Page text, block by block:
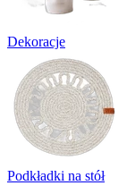
Dekoracje
Podkładki na stół